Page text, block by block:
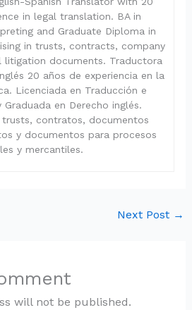
in legal translation. BA in
and Graduate Diploma in
in trusts, contracts, company
litigation documents. Traductora
20 años de experiencia en la
Licenciada en Traducción e
en Derecho inglés.
trusts, contratos, documentos
y documentos para procesos
y mercantiles.
Next Post →
will not be published.